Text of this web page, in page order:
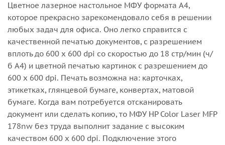
Цветное лазерное настольное МФУ формата A4,
которое прекрасно зарекомендовало себя в решении
любых задач для офиса. Оно легко справится с
качественной печатью документов, с разрешением
вплоть до 600 x 600 dpi со скоростью до 18 стр/мин (ч/
б А4) и цветной печатью картинок с разрешением до
600 x 600 dpi. Печать возможна на: карточках,
этикетках, глянцевой бумаге, конвертах, матовой
бумаге. Когда вам потребуется отсканировать
документ или сделать копию, то МФУ HP Color Laser MFP
178nw без труда выполнит задание с высоким
качеством 600 x 600 dpi. Подключение этого